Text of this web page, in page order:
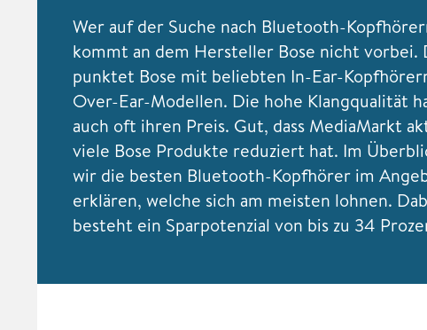
Wer auf der Suche nach Bluetooth-
kommt an dem Hersteller Bose nicht vorbei.
punktet Bose mit beliebten In-Ear-
Over-Ear-Modellen. Die hohe Klangqualität
auch oft ihren Preis. Gut, dass MediaMarkt
viele Bose Produkte reduziert hat. Im
wir die besten Bluetooth-Kopfhörer im
erklären, welche sich am meisten lohnen.
besteht ein Sparpotenzial von bis zu 34